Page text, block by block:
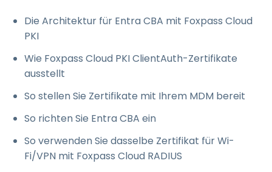
Die Architektur für Entra CBA mit Foxpass Cloud
PKI
Wie Foxpass Cloud PKI ClientAuth-Zertifikate
ausstellt
So stellen Sie Zertifikate mit Ihrem MDM bereit
So richten Sie Entra CBA ein
So verwenden Sie dasselbe Zertifikat für Wi-
Fi/VPN mit Foxpass Cloud RADIUS